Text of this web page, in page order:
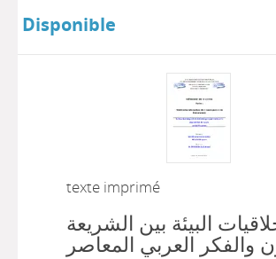
Disponible
texte imprimé
البيئة بين الشريعة
والفكر العربي المعاصر